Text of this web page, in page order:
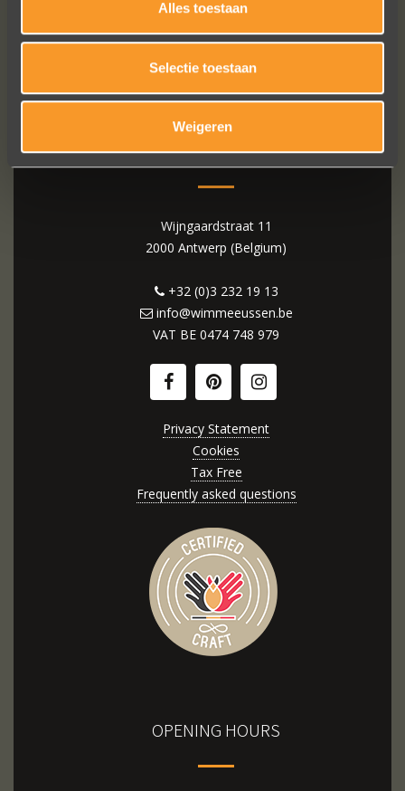
Alles toestaan
Selectie toestaan
Weigeren
WIM MEEUSSEN
Wijngaardstraat 11
2000 Antwerp (Belgium)
+32 (0)3 232 19 13
info@wimmeeussen.be
VAT BE 0474 748 979
Privacy Statement
Cookies
Tax Free
Frequently asked questions
OPENING HOURS